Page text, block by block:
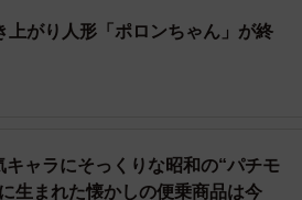
がり人形「ポロンちゃん」が終
ャラにそっくりな昭和の“パチモ
生まれた懐かしの便乗商品は今